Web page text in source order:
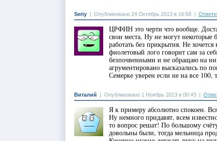
Seriy Опубликовано 24 Октябрь 2013 в 16:58
ЦРФИН это черти что вообще.
свои места. Ну не могут
работать без прикрытия. Не
фиолетовый лого говорит сам за
безпочвенными и не обращаю на
агрументировано высказались по
Семерке уверен если не на все 100,
Виталий Опубликовано 1 Ноябрь 2013 в 00:43
Я к примеру абсолютно спокоен.
Ну немного придавят, всем
то вопрос решат! По большому
довольны были, тогда мельница